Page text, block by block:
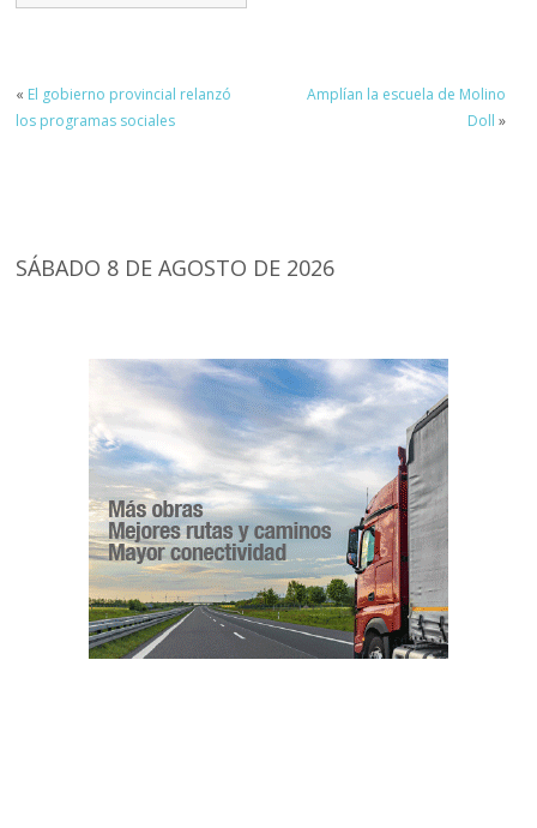
« El gobierno provincial relanzó
los programas sociales
Amplían la escuela de Molino
Doll »
SÁBADO 8 DE AGOSTO DE 2026